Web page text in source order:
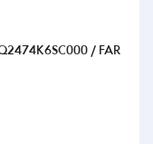
/ FAR